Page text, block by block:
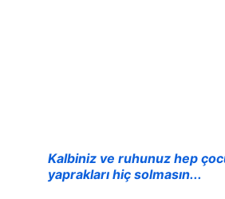
Kalbiniz ve ruhunuz hep
yaprakları hiç solmasın...